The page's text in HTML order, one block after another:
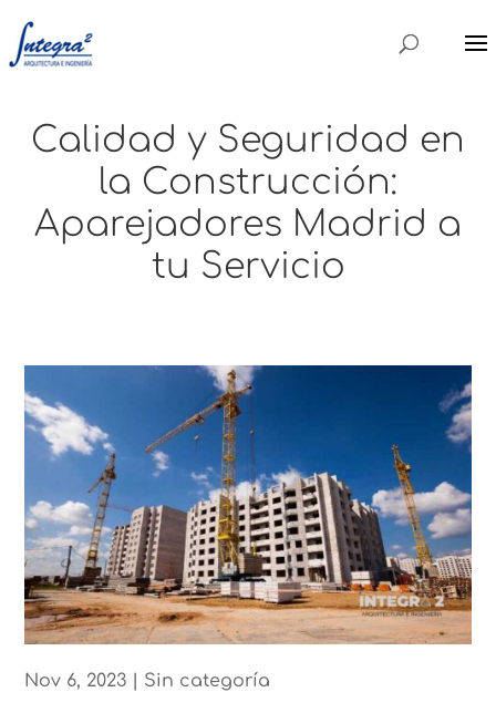
Calidad y Seguridad en
la Construcción:
Aparejadores Madrid a
tu Servicio
Nov 6, 2023 Sin categoría